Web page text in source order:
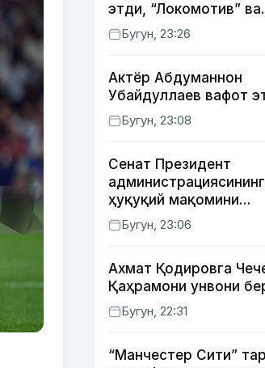
этди, “Локомотив” ва
“Хоразм” уйда ғалаба
қозонди
Бугун, 23:26
Актёр Абду­маннон
Убайдуллаев вафот
Бугун, 23:08
Сенат Президент
администрациясининг
ҳуқуқий мақомини
белгиловчи
қонунни маъқуллади
Бугун, 23:06
Ахмат Қодировга
Қаҳрамони унвони
Бугун, 22:31
“Манчестер Сити”